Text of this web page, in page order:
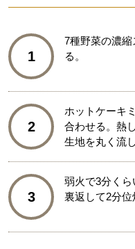
1
7種野菜の濃
る。
2
ホットケーキ
合わせる。熱
生地を丸く流
3
弱火で3分く
裏返して2分位